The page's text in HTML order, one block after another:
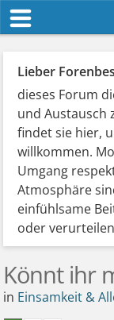
Lieber
dieses Forum
und Austausch
findet sie hier,
willkommen.
Umgang
Atmosphäre
einfühlsame
oder
Könnt ihr
in Einsamkeit &